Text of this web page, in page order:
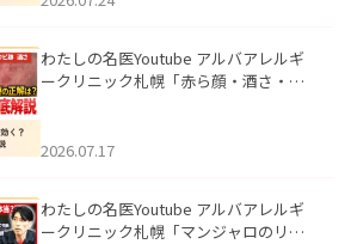
わたしの名医Youtube アルバアレルギ
ークリニック札幌「赤ら顔・酒さ・ニ
した。
2026.07.17
わたしの名医Youtube アルバアレルギ
ークリニック札幌「マンジャロのリア